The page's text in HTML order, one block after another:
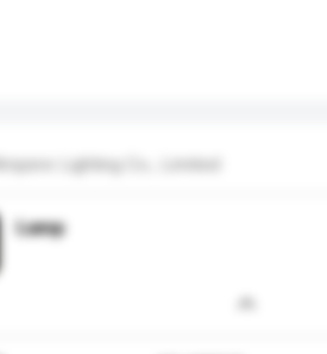
Ampere Lighting Co., Limited
Lamp